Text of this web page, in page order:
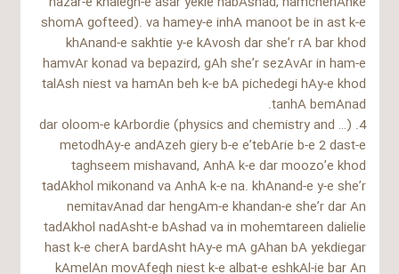
shomA gofteed). va hamey-e inhA manoot be in ast k-e
khAnand-e sakhtie y-e kAvosh dar she’r rA bar khod
hamvAr konad va bepazird, gAh she’r sezAvAr in ham-e
talAsh niest va hamAn beh k-e bA pichedegi hAy-e khod
tanhA bemAnad.
4. dar oloom-e kArbordie (physics and chemistry and …)
metodhAy-e andAzeh giery b-e e’tebArie b-e 2 dast-e
taghseem mishavand, AnhA k-e dar moozo’e khod
tadAkhol mikonand va AnhA k-e na. khAnand-e y-e she’r
nemitavAnad dar hengAm-e khandan-e she’r dar An
tadAkhol nadAsht-e bAshad va in mohemtareen dalielie
hast k-e cherA bardAsht hAy-e mA gAhan bA yekdiegar
kAmelAn movAfegh niest k-e albat-e eshkAl-ie bar An